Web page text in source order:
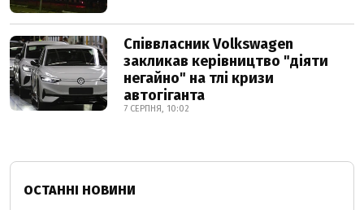
Співвласник Volkswagen
закликав керівництво "діяти
негайно" на тлі кризи
автогіганта
7 СЕРПНЯ, 10:02
ОСТАННІ НОВИНИ